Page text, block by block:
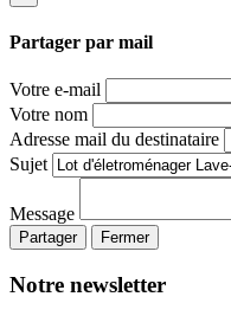
Partager par mail
Votre e-mail
Votre nom
Adresse mail du destinataire
Sujet
Message
Partager Fermer
Notre newsletter